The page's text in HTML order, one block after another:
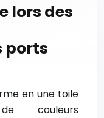
lors des
ports
en une toile
couleurs